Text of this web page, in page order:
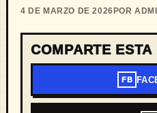
4 DE MARZO DE 2026 POR
COMPARTE ESTA
FB